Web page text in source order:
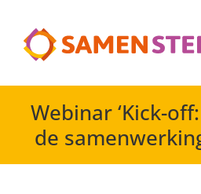
a
Webinar ‘Kick-
de